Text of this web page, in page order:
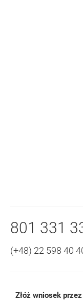
801 331
(+48) 22 598 40
Złóż wniosek